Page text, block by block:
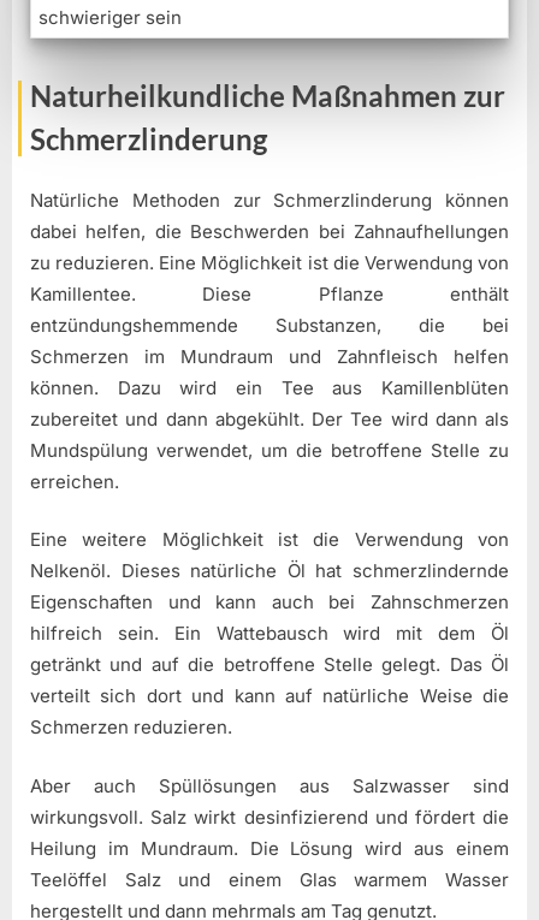
schwieriger sein
Naturheilkundliche Maßnahmen zur
Schmerzlinderung
Natürliche Methoden zur Schmerzlinderung können
dabei helfen, die Beschwerden bei Zahnaufhellungen
zu reduzieren. Eine Möglichkeit ist die Verwendung von
Kamillentee. Diese Pflanze enthält
entzündungshemmende Substanzen, die bei
Schmerzen im Mundraum und Zahnfleisch helfen
können. Dazu wird ein Tee aus Kamillenblüten
zubereitet und dann abgekühlt. Der Tee wird dann als
Mundspülung verwendet, um die betroffene Stelle zu
erreichen.
Eine weitere Möglichkeit ist die Verwendung von
Nelkenöl. Dieses natürliche Öl hat schmerzlindernde
Eigenschaften und kann auch bei Zahnschmerzen
hilfreich sein. Ein Wattebausch wird mit dem Öl
getränkt und auf die betroffene Stelle gelegt. Das Öl
verteilt sich dort und kann auf natürliche Weise die
Schmerzen reduzieren.
Aber auch Spüllösungen aus Salzwasser sind
wirkungsvoll. Salz wirkt desinfizierend und fördert die
Heilung im Mundraum. Die Lösung wird aus einem
Teelöffel Salz und einem Glas warmem Wasser
hergestellt und dann mehrmals am Tag genutzt.